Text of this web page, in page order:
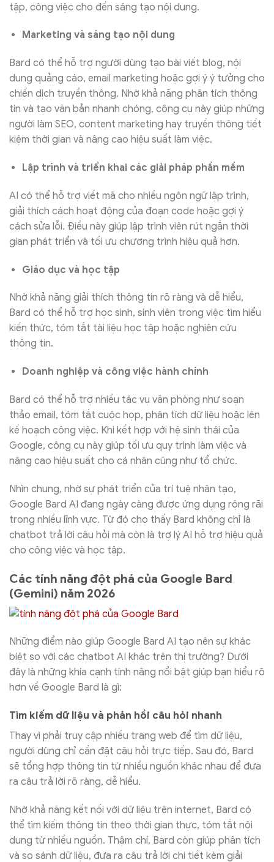
tập, công việc cho đến sáng tạo nội dung.
Marketing và sáng tạo nội dung
Bard có thể hỗ trợ người dùng tạo bài viết blog, nội
dung quảng cáo, email marketing hoặc gợi ý ý tưởng cho
chiến dịch truyền thông. Nhờ khả năng phân tích thông
tin và tạo văn bản nhanh chóng, công cụ này giúp những
người làm SEO, content marketing hay truyền thông tiết
kiệm thời gian và nâng cao hiệu suất làm việc.
Lập trình và triển khai các giải pháp phần mềm
AI có thể hỗ trợ viết mã cho nhiều ngôn ngữ lập trình,
giải thích cách hoạt động của đoạn code hoặc gợi ý
cách sửa lỗi. Điều này giúp lập trình viên rút ngắn thời
gian phát triển và tối ưu chương trình hiệu quả hơn.
Giáo dục và học tập
Nhờ khả năng giải thích thông tin rõ ràng và dễ hiểu,
Bard có thể hỗ trợ học sinh, sinh viên trong việc tìm hiểu
kiến thức, tóm tắt tài liệu học tập hoặc nghiên cứu
thông tin.
Doanh nghiệp và công việc hành chính
Bard có thể hỗ trợ nhiều tác vụ văn phòng như soạn
thảo email, tóm tắt cuộc họp, phân tích dữ liệu hoặc lên
kế hoạch công việc. Khi kết hợp với hệ sinh thái của
Google, công cụ này giúp tối ưu quy trình làm việc và
nâng cao hiệu suất cho cá nhân cũng như tổ chức.
Nhìn chung, nhờ sự phát triển của trí tuệ nhân tạo,
Google Bard AI đang ngày càng được ứng dụng rộng rãi
trong nhiều lĩnh vực. Từ đó cho thấy Bard không chỉ là
chatbot trả lời câu hỏi mà còn là trợ lý AI hỗ trợ hiệu quả
cho công việc và học tập.
Các tính năng đột phá của Google Bard
(Gemini) năm 2026
Những điểm nào giúp Google Bard AI tạo nên sự khác
biệt so với các chatbot AI khác trên thị trường? Dưới
đây là những khía cạnh tính năng nổi bật giúp bạn hiểu rõ
hơn về Google Bard là gì:
Tìm kiếm dữ liệu và phản hồi câu hỏi nhanh
Thay vì phải truy cập nhiều trang web để tìm dữ liệu,
người dùng chỉ cần đặt câu hỏi trực tiếp. Sau đó, Bard
sẽ tổng hợp thông tin từ nhiều nguồn khác nhau để đưa
ra câu trả lời rõ ràng, dễ hiểu.
Nhờ khả năng kết nối với dữ liệu trên internet, Bard có
thể tìm kiếm thông tin theo thời gian thực, tóm tắt nội
dung từ nhiều nguồn. Thậm chí, Bard còn giúp phân tích
và so sánh dữ liệu, đưa ra câu trả lời chi tiết kèm giải